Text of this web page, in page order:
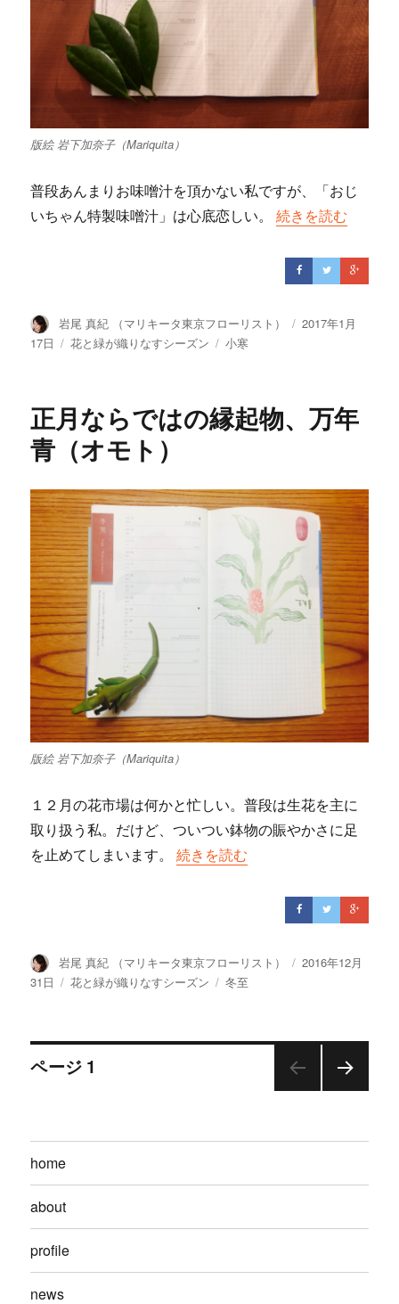
版絵 岩下加奈子（Mariquita）
普段あんまりお味噌汁を頂かない私ですが、「おじ
いちゃん特製味噌汁」は心底恋しい。“息も凍る空、甘
続きを読む
投
稿
岩尾 真紀 （マリキータ東京フローリスト）
投
2017年1月
17日
カ
ー
花と緑が織りなすシーズン
タ
小寒
正月ならではの縁起物、万年
青（オモト）
版絵 岩下加奈子（Mariquita）
１２月の花市場は何かと忙しい。普段は生花を主に
取り扱う私。だけど、ついつい鉢物の賑やかさに足
を止めてしまいます。“正月ならではの縁起物、万年青（
続きを読む
投
稿
岩尾 真紀 （マリキータ東京フローリスト）
投
2016年12月
31日
カ
リ
ー
花と緑が織りなすシーズン
タ
冬至
投
ナ
ビ
ゲ
ー
ページ 1
home
about
profile
news